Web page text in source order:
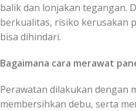
balik dan lonjakan tegangan.
berkualitas, risiko kerusakan
bisa dihindari.
Bagaimana cara merawat
Perawatan dilakukan dengan
membersihkan debu, serta